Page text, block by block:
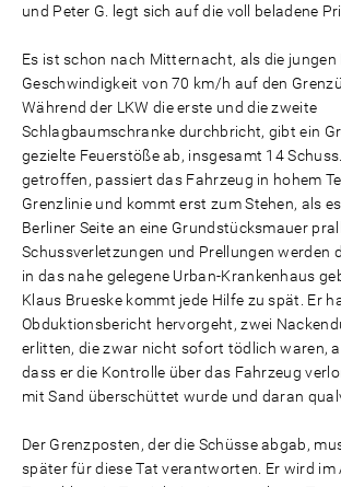
und Peter G. legt sich auf die voll beladene
Es ist schon nach Mitternacht, als die
Geschwindigkeit von 70 km/h auf den
Während der LKW die erste und die zweite
Schlagbaumschranke durchbricht, gibt ein
gezielte Feuerstöße ab, insgesamt 14
getroffen, passiert das Fahrzeug in hohem
Grenzlinie und kommt erst zum Stehen, als
Berliner Seite an eine Grundstücksmauer
Schussverletzungen und Prellungen werden
in das nahe gelegene Urban-Krankenhaus
Klaus Brueske kommt jede Hilfe zu spät. Er
Obduktionsbericht hervorgeht, zwei
erlitten, die zwar nicht sofort tödlich waren,
dass er die Kontrolle über das Fahrzeug
mit Sand überschüttet wurde und daran
Der Grenzposten, der die Schüsse abgab,
später für diese Tat verantworten. Er wird im